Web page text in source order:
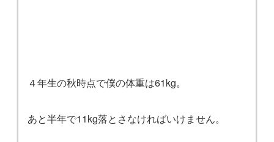
４年生の秋時点で僕の体重は61kg。
あと半年で11kg落とさなければいけません。